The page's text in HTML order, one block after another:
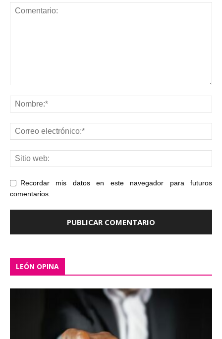
Recordar mis datos en este navegador para futuros
comentarios.
LEÓN OPINA